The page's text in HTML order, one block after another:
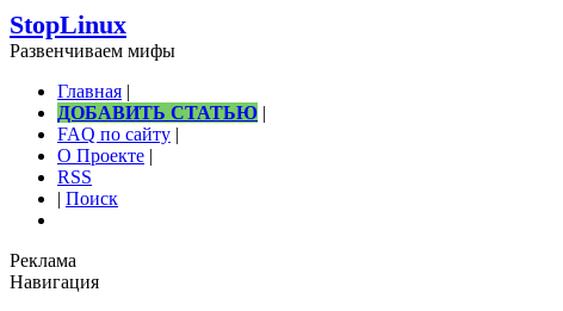
StopLinux
Развенчиваем мифы
Главная |
ДОБАВИТЬ СТАТЬЮ |
FAQ по сайту |
О Проекте |
RSS
| Поиск
Реклама
Навигация